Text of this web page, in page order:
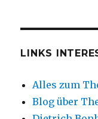
LINKS
Alles zum
Blog über